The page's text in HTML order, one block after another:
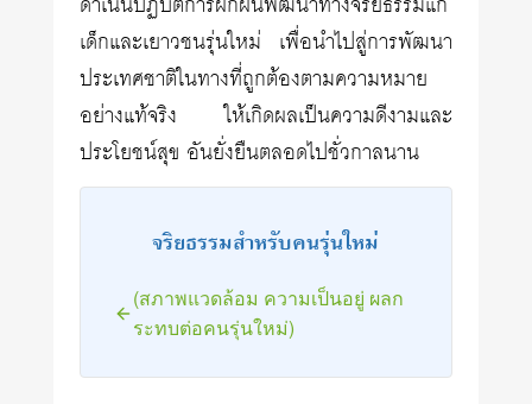
เด็กและเยาวชนรุ่นใหม่ เพื่อนำไปสู่การพัฒนา
ประเทศชาติในทางที่ถูกต้องตามความหมาย
อย่างแท้จริง ให้เกิดผลเป็นความดีงามและ
ประโยชน์สุข อันยั่งยืนตลอดไปชั่วกาลนาน
จริยธรรมสำหรับคนรุ่นใหม่
(สภาพแวดล้อม ความเป็นอยู่ ผลก
ระทบต่อคนรุ่นใหม่)